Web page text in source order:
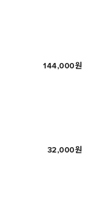
144,000
32,000